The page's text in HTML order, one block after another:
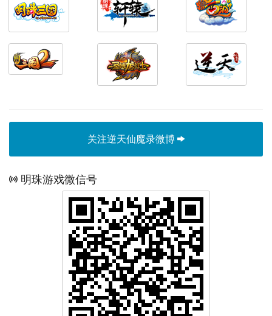
关注逆天仙魔录微博
明珠游戏微信号